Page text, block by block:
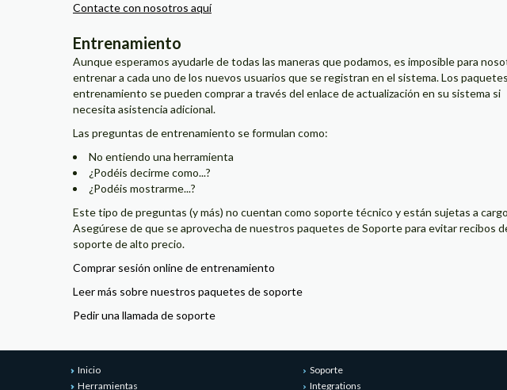
Contacte con nosotros aquí
Entrenamiento
Aunque esperamos ayudarle de todas las maneras que podamos, es imposible para
entrenar a cada uno de los nuevos usuarios que se registran en el sistema. Los
entrenamiento se pueden comprar a través del enlace de actualización en su sistema si
necesita asistencia adicional.
Las preguntas de entrenamiento se formulan como:
No entiendo una herramienta
¿Podéis decirme como...?
¿Podéis mostrarme...?
Este tipo de preguntas (y más) no cuentan como soporte técnico y están sujetas a
Asegúrese de que se aprovecha de nuestros paquetes de Soporte para evitar recibos
soporte de alto precio.
Comprar sesión online de entrenamiento
Leer más sobre nuestros paquetes de soporte
Pedir una llamada de soporte
Inicio
Herramientas
Soporte
Integrations